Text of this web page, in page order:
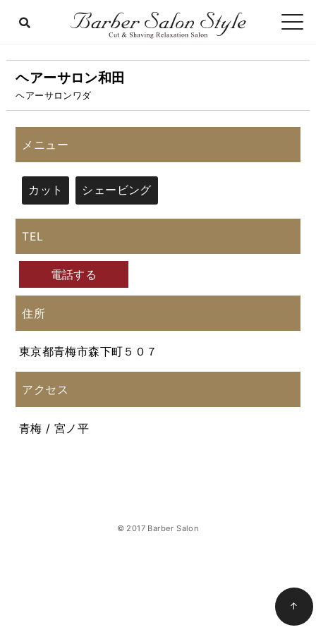
ヘアーサロン和田
ヘアーサロンワダ
メニュー
カット シェービング
TEL
電話する
住所
東京都青梅市森下町５０７
アクセス
青梅 / 宮ノ平
© 2017 Barber Salon
↑